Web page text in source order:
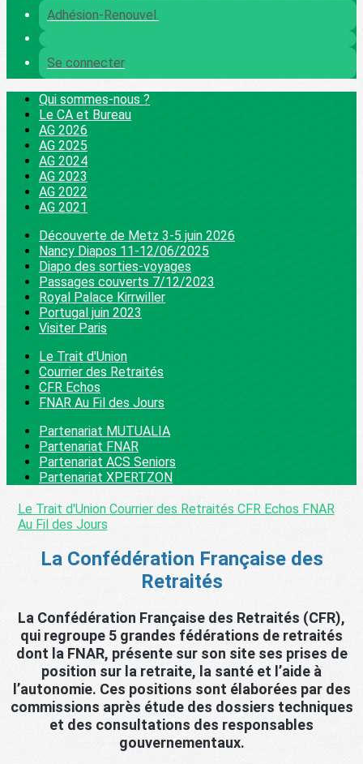
Adhésion-Renouvel.
Se connecter
Qui sommes-nous ?
Le CA et Bureau
AG 2026
AG 2025
AG 2024
AG 2023
AG 2022
AG 2021
Découverte de Metz 3-5 juin 2026
Nancy Diapos 11-12/06/2025
Diapo des sorties-voyages
Passages couverts 7/12/2023
Royal Palace Kirrwiller
Portugal juin 2023
Visiter Paris
Le Trait d'Union
Courrier des Retraités
CFR Echos
FNAR Au Fil des Jours
Partenariat MUTUALIA
Partenariat FNAR
Partenariat ACS Seniors
Partenariat XPERTZON
Le Trait d'Union Courrier des Retraités CFR Echos FNAR
Au Fil des Jours
La Confédération Française des
Retraités
La Confédération Française des Retraités (CFR),
qui regroupe 5 grandes fédérations de retraités
dont la FNAR, présente sur son site ses prises de
position sur la retraite, la santé et l’aide à
l’autonomie. Ces positions sont élaborées par des
commissions après étude des dossiers techniques
et des consultations des responsables
gouvernementaux.